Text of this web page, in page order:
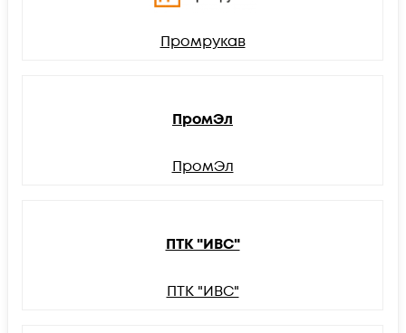
Промрукав
ПромЭл
ПромЭл
ПТК "ИВС"
ПТК "ИВС"